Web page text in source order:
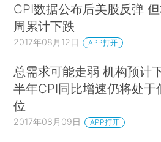
CPI数据公布后美股反弹
周累计下跌
2017年08月12日 APP打开
总需求可能走弱 机构预计
半年CPI同比增速仍将处于
位
2017年08月09日 APP打开